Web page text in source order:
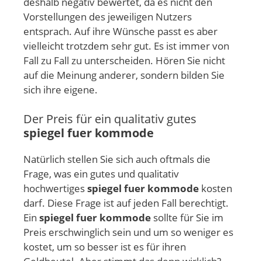
Vorstellungen des jeweiligen Nutzers
entsprach. Auf ihre Wünsche passt es aber
vielleicht trotzdem sehr gut. Es ist immer von
Fall zu Fall zu unterscheiden. Hören Sie nicht
auf die Meinung anderer, sondern bilden Sie
sich ihre eigene.
Der Preis für ein qualitativ gutes
spiegel fuer kommode
Natürlich stellen Sie sich auch oftmals die
Frage, was ein gutes und qualitativ
hochwertigesspiegel fuer kommode kosten
darf. Diese Frage ist auf jeden Fall berechtigt.
Ein spiegel fuer kommode sollte für Sie im
Preis erschwinglich sein und um so weniger es
kostet, um so besser ist es für ihren